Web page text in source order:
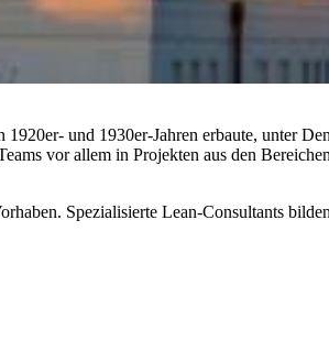
und 1930er-Jahren erbaute, unter
vor allem in Projekten aus den
Spezialisierte Lean-Consultants